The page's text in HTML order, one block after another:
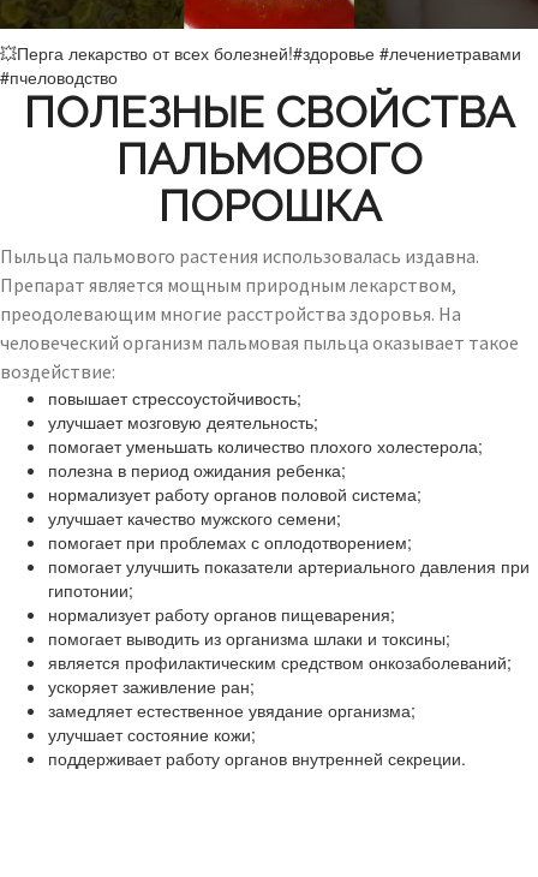
💥Перга лекарство от всех болезней!#здоровье #лечениетравами
#пчеловодство
ПОЛЕЗНЫЕ СВОЙСТВА
ПАЛЬМОВОГО
ПОРОШКА
Пыльца пальмового растения использовалась издавна.
Препарат является мощным природным лекарством,
преодолевающим многие расстройства здоровья. На
человеческий организм пальмовая пыльца оказывает такое
воздействие:
повышает стрессоустойчивость;
улучшает мозговую деятельность;
помогает уменьшать количество плохого холестерола;
полезна в период ожидания ребенка;
нормализует работу органов половой система;
улучшает качество мужского семени;
помогает при проблемах с оплодотворением;
помогает улучшить показатели артериального давления при
гипотонии;
нормализует работу органов пищеварения;
помогает выводить из организма шлаки и токсины;
является профилактическим средством онкозаболеваний;
ускоряет заживление ран;
замедляет естественное увядание организма;
улучшает состояние кожи;
поддерживает работу органов внутренней секреции.